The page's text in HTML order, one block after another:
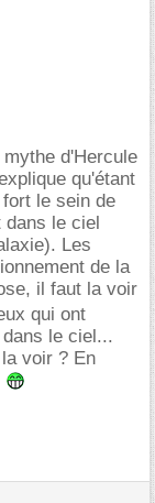
d'Hercule
qu'étant
le sein de
dans le ciel
Les
de la
il faut la voir
qui ont
le ciel...
voir ? En